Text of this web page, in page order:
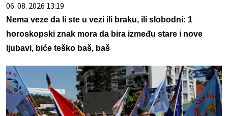
06. 08. 2026 13:19
Nema veze da li ste u vezi ili braku, ili slobodni: 1
horoskopski znak mora da bira između stare i nove
ljubavi, biće teško baš, baš